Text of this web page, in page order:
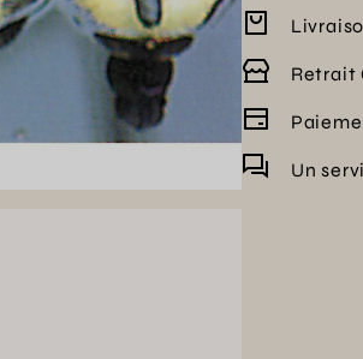
Retrait
Un